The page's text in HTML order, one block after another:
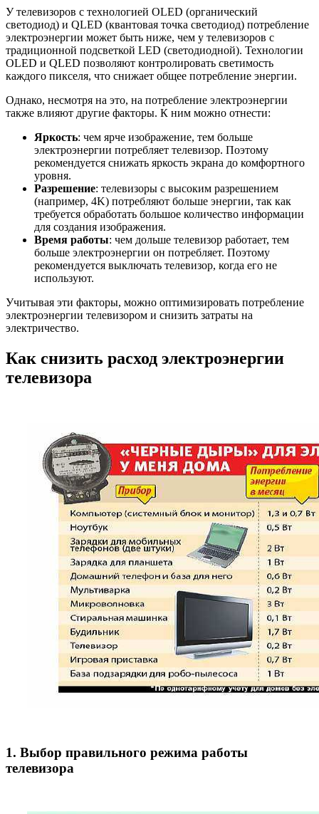
У телевизоров с технологией OLED (органический
светодиод) и QLED (квантовая точка светодиод) потребление
электроэнергии может быть ниже, чем у телевизоров с
традиционной подсветкой LED (светодиодной). Технологии
OLED и QLED позволяют контролировать светимость
каждого пикселя, что снижает общее потребление энергии.
Однако, несмотря на это, на потребление электроэнергии
также влияют другие факторы. К ним можно отнести:
Яркость: чем ярче изображение, тем больше
электроэнергии потребляет телевизор. Поэтому
рекомендуется снижать яркость экрана до комфортного
уровня.
Разрешение: телевизоры с высоким разрешением
(например, 4K) потребляют больше энергии, так как
требуется обработать большое количество информации
для создания изображения.
Время работы: чем дольше телевизор работает, тем
больше электроэнергии он потребляет. Поэтому
рекомендуется выключать телевизор, когда его не
используют.
Учитывая эти факторы, можно оптимизировать потребление
электроэнергии телевизором и снизить затраты на
электричество.
Как снизить расход электроэнергии
телевизора
1. Выбор правильного режима работы
телевизора